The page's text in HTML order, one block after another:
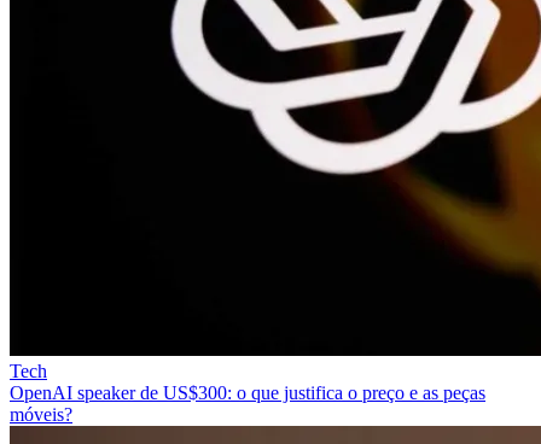
Tech
OpenAI speaker de US$300: o que justifica o preço e as peças
móveis?